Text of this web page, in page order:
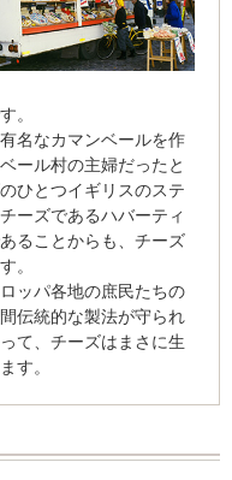
。
名なカマンベールを作
ール村の主婦だったと
ひとつイギリスのステ
ーズであるハバーティ
ることからも、チーズ
。
ッパ各地の庶民たちの
伝統的な製法が守られ
て、チーズはまさに生
す。